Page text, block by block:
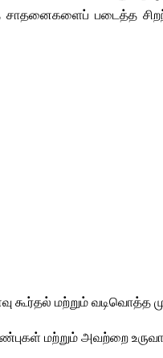
சாதனைகளைப் படைத்த
கூர்தல் மற்றும் வடிவொத்த
மற்றும் அவற்றை